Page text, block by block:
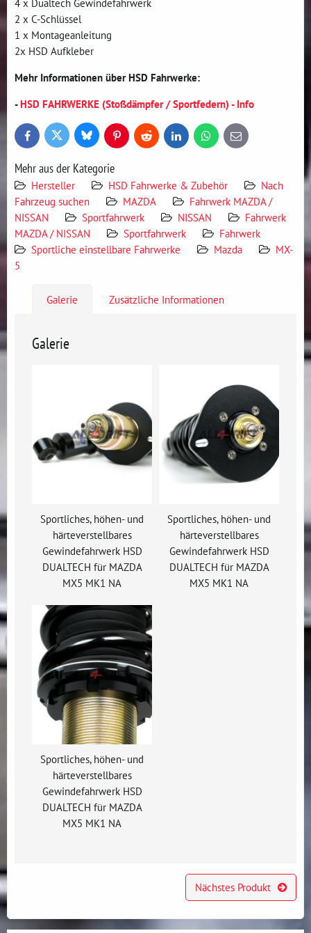
2 x C-Schlüssel
1 x Montageanleitung
2x HSD Aufkleber
Mehr Informationen über HSD Fahrwerke:
- HSD FAHRWERKE (Stoßdämpfer / Sportfedern) - Info
FacebookTwitter BlueskyPinterestReddit LinkedInWhatsApp
E-
mail
Mehr aus der Kategorie
Hersteller HSD Fahrwerke & Zubehör
Nach
Fahrzeug suchen
MAZDA
Fahrwerk MAZDA /
NISSAN
Sportfahrwerk NISSAN
Fahrwerk
MAZDA / NISSAN
Sportfahrwerk
Fahrwerk
Sportliche einstellbare Fahrwerke
Mazda
MX-
5
Galerie Zusätzliche Informationen
Galerie
Sportliches, höhen- und
härteverstellbares
Gewindefahrwerk HSD
DUALTECH für MAZDA
MX5 MK1 NA
Sportliches, höhen- und
härteverstellbares
Gewindefahrwerk HSD
DUALTECH für MAZDA
MX5 MK1 NA
Sportliches, höhen- und
härteverstellbares
Gewindefahrwerk HSD
DUALTECH für MAZDA
MX5 MK1 NA
Nächstes Produkt